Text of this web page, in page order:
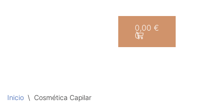
0,00 €
0
Inicio \ Cosmética Capilar